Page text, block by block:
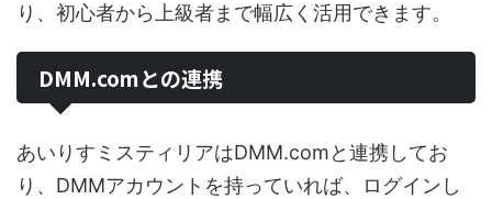
り、初心者から上級者まで幅広く活用できます。
DMM.comとの連携
あいりすミスティリアはDMM.comと連携してお
り、DMMアカウントを持っていれば、ログインし